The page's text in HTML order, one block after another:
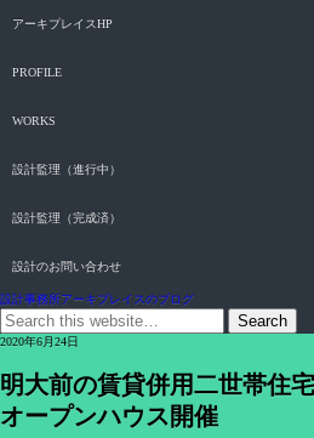
アーキプレイスHP
PROFILE
WORKS
設計監理（進行中）
設計監理（完成済）
設計のお問い合わせ
設計事務所アーキプレイスのブログ
2020年6月24日
明大前の賃貸併用二世帯住
オープンハウス開催